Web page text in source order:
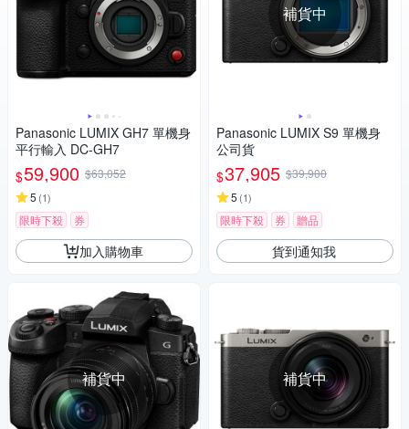
Panasonic LUMIX GH7 單機身
平行輸入 DC-GH7
$59,900 $63,052
5 (1)
限時下殺 券
加入購物車
補貨中
補貨中
Panasonic LUMIX S9 單機身
公司貨
$37,905 $39,900
5 (1)
限時下殺 券 贈品
貨到通知我
補貨中